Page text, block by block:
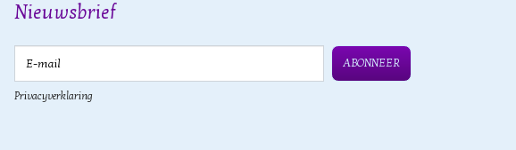
Nieuwsbrief
E-mail
ABONNEER
Privacyverklaring